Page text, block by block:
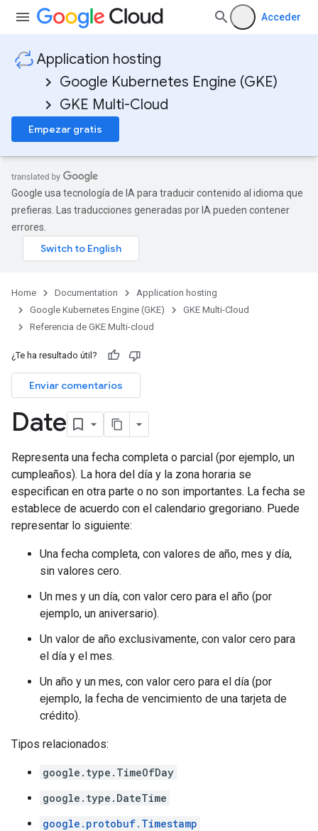
Acceder
Application hosting
Google Kubernetes Engine (GKE)
GKE Multi-Cloud
Empezar gratis
Google usa tecnología de IA para traducir contenido al idioma que
prefieras. Las traducciones generadas por IA pueden contener
errores.
Home Documentation
Application hosting
Google Kubernetes Engine (GKE)
GKE Multi-Cloud
Referencia de GKE Multi-cloud
¿Te ha resultado útil?
Enviar comentarios
Date
Representa una fecha completa o parcial (por ejemplo, un
cumpleaños). La hora del día y la zona horaria se
especifican en otra parte o no son importantes. La fecha se
establece de acuerdo con el calendario gregoriano. Puede
representar lo siguiente:
Una fecha completa, con valores de año, mes y día,
sin valores cero.
Un mes y un día, con valor cero para el año (por
ejemplo, un aniversario).
Un valor de año exclusivamente, con valor cero para
el día y el mes.
Un año y un mes, con valor cero para el día (por
ejemplo, la fecha de vencimiento de una tarjeta de
crédito).
Tipos relacionados:
google.type.TimeOfDay
google.type.DateTime
google.protobuf.Timestamp